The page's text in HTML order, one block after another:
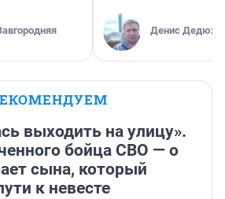
Денис
выходить на улицу».
бойца СВО — о
сына, который
к невесте